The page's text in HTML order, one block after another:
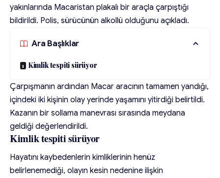
yakınlarında Macaristan plakalı bir araçla çarpıştığı
bildirildi. Polis, sürücünün alkollü olduğunu açıkladı.
Ara Başlıklar
Kimlik tespiti sürüyor
Çarpışmanın ardından Macar aracının tamamen yandığı,
içindeki iki kişinin olay yerinde yaşamını yitirdiği belirtildi.
Kazanın bir sollama manevrası sırasında meydana
geldiği değerlendirildi.
Kimlik tespiti sürüyor
Hayatını kaybedenlerin kimliklerinin henüz
belirlenemediği, olayın kesin nedenine ilişkin